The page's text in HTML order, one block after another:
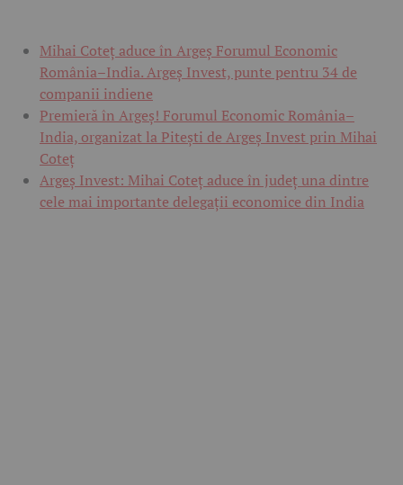
Mihai Coteț aduce în Argeș Forumul Economic
România–India. Argeș Invest, punte pentru 34 de
companii indiene
Premieră în Argeș! Forumul Economic România–
India, organizat la Pitești de Argeș Invest prin Mihai
Coteț
Argeș Invest: Mihai Coteț aduce în județ una dintre
cele mai importante delegații economice din India